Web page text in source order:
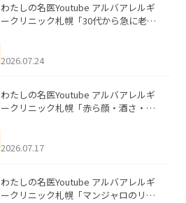
わたしの名医Youtube アルバアレルギ
ークリニック札幌「30代から急に老け
た。
2026.07.24
わたしの名医Youtube アルバアレルギ
ークリニック札幌「赤ら顔・酒さ・ニ
した。
2026.07.17
わたしの名医Youtube アルバアレルギ
ークリニック札幌「マンジャロのリア